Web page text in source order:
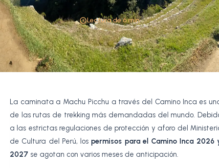
• Lectura de 6 min•
La caminata a Machu Picchu a través del Camino Inca es
de las rutas de trekking más demandadas del mundo.
a las estrictas regulaciones de protección y aforo del
de Cultura del Perú, los permisos para el Camino Inca 2026
2027 se agotan con varios meses de anticipación.